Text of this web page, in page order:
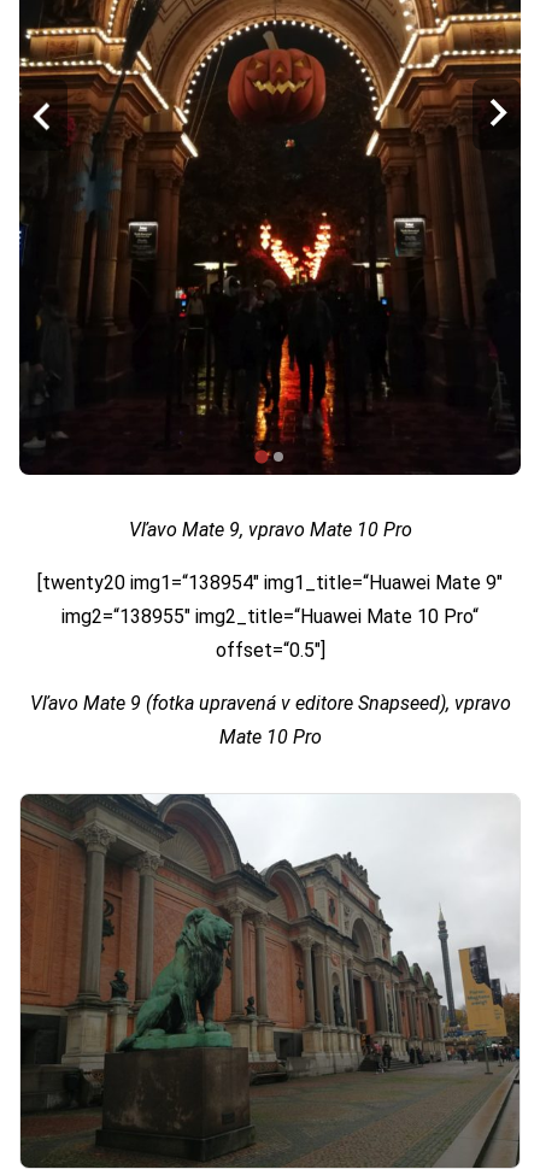
Vľavo Mate 9, vpravo Mate 10 Pro
[twenty20 img1=“138954″ img1_title=“Huawei Mate 9″
img2=“138955″ img2_title=“Huawei Mate 10 Pro“
offset=“0.5″]
Vľavo Mate 9 (fotka upravená v editore Snapseed), vpravo
Mate 10 Pro